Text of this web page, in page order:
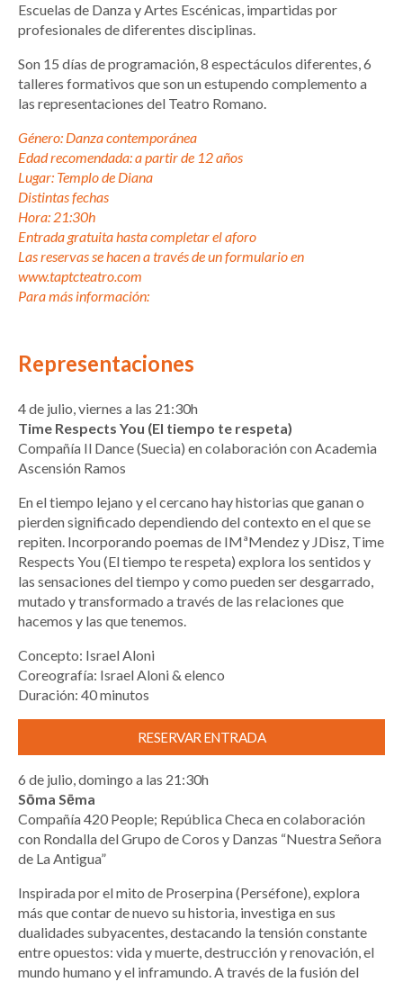
Escuelas de Danza y Artes Escénicas, impartidas por
profesionales de diferentes disciplinas.
Son 15 días de programación, 8 espectáculos diferentes, 6
talleres formativos que son un estupendo complemento a
las representaciones del Teatro Romano.
Género: Danza contemporánea
Edad recomendada: a partir de 12 años
Lugar: Templo de Diana
Distintas fechas
Hora: 21:30h
Entrada gratuita hasta completar el aforo
Las reservas se hacen a través de un formulario en
www.taptcteatro.com
Para más información:
Representaciones
4 de julio, viernes a las 21:30h
Time Respects You (El tiempo te respeta)
Compañía Il Dance (Suecia) en colaboración con Academia
Ascensión Ramos
En el tiempo lejano y el cercano hay historias que ganan o
pierden significado dependiendo del contexto en el que se
repiten. Incorporando poemas de IMªMendez y JDisz, Time
Respects You (El tiempo te respeta) explora los sentidos y
las sensaciones del tiempo y como pueden ser desgarrado,
mutado y transformado a través de las relaciones que
hacemos y las que tenemos.
Concepto: Israel Aloni
Coreografía: Israel Aloni & elenco
Duración: 40 minutos
RESERVAR ENTRADA
6 de julio, domingo a las 21:30h
Sōma Sēma
Compañía 420 People; República Checa en colaboración
con Rondalla del Grupo de Coros y Danzas “Nuestra Señora
de La Antigua”
Inspirada por el mito de Proserpina (Perséfone), explora
más que contar de nuevo su historia, investiga en sus
dualidades subyacentes, destacando la tensión constante
entre opuestos: vida y muerte, destrucción y renovación, el
mundo humano y el inframundo. A través de la fusión del